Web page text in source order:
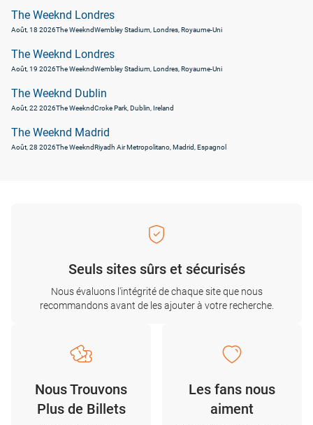
The Weeknd Londres
Août, 18 2026The WeekndWembley Stadium, Londres, Royaume-Uni
The Weeknd Londres
Août, 19 2026The WeekndWembley Stadium, Londres, Royaume-Uni
The Weeknd Dublin
Août, 22 2026The WeekndCroke Park, Dublin, Ireland
The Weeknd Madrid
Août, 28 2026The WeekndRiyadh Air Metropolitano, Madrid, Espagnol
Seuls sites sûrs et sécurisés
Nous évaluons l'intégrité de chaque site que nous
recommandons avant de les ajouter à votre recherche.
Nous Trouvons
Plus de Billets
Les fans nous
aiment